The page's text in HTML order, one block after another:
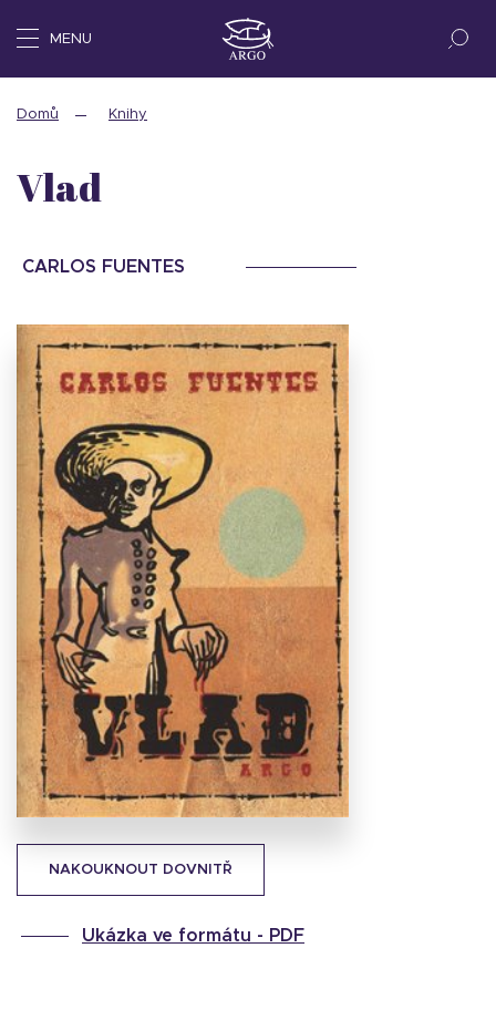
MENU
Domů Knihy
NAKOUKNOUT DOVNITŘ
Ukázka ve formátu - PDF
Vlad
CARLOS FUENTES